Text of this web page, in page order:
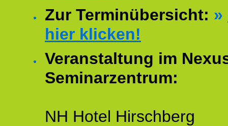
Zur Terminübersicht: »
hier klicken!
Veranstaltung im
Seminarzentrum:
NH Hotel Hirschberg